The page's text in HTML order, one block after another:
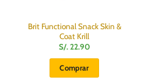
Brit Functional Snack Skin &
Coat Krill
S/.22.90
Comprar